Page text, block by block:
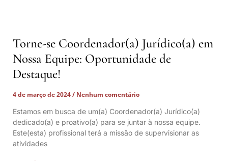
Torne-se Coordenador(a) Jurídico(a) em
Nossa Equipe: Oportunidade de
Destaque!
4 de março de 2024
Nenhum comentário
Estamos em busca de um(a) Coordenador(a) Jurídico(a)
dedicado(a) e proativo(a) para se juntar à nossa equipe.
Este(esta) profissional terá a missão de supervisionar as
atividades